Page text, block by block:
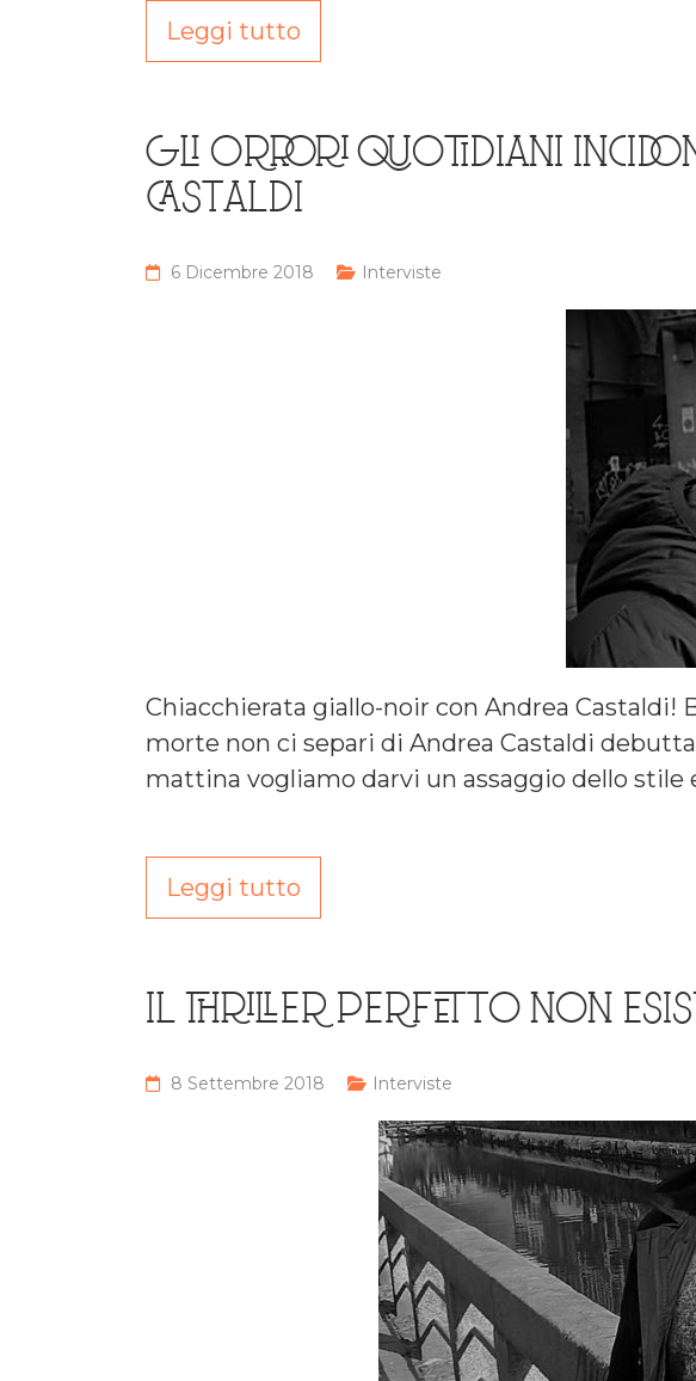
Leggi tutto
GLI ORRORI QUOTIDIANI
CASTALDI
6 Dicembre 2018 Interviste
Chiacchierata giallo-noir con Andrea Castaldi!
morte non ci separi di Andrea Castaldi
mattina vogliamo darvi un assaggio dello stile
Leggi tutto
IL THRILLER PERFETTO NON
8 Settembre 2018 Interviste